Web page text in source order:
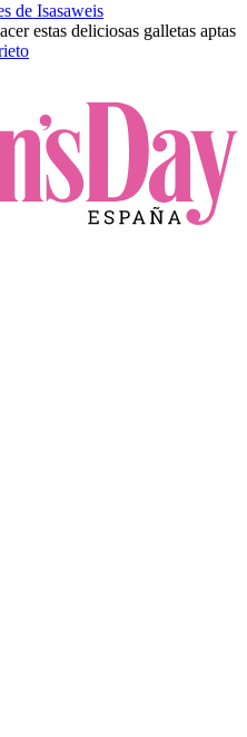
de Isasaweis
estas deliciosas galletas aptas